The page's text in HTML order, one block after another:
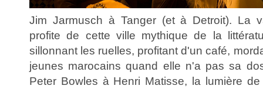
Jim Jarmusch à Tanger (et à Detroit). La
profite de cette ville mythique de la
sillonnant les ruelles, profitant d'un café,
jeunes marocains quand elle n'a pas sa
Peter Bowles à Henri Matisse, la lumière